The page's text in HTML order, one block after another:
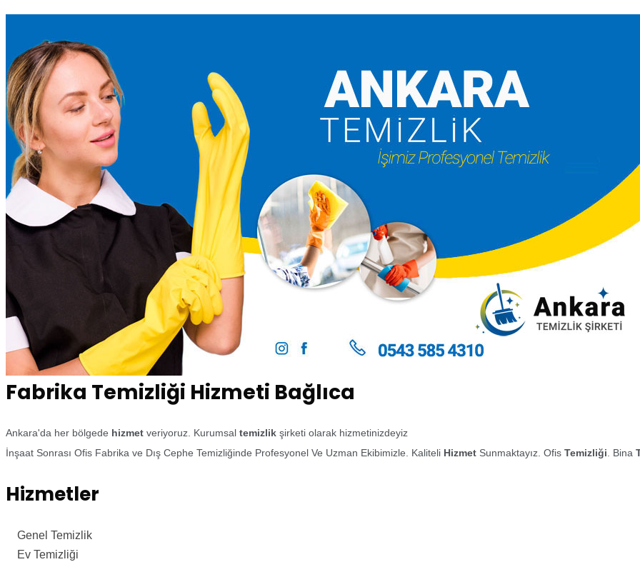
Fabrika Temizliği Hizmeti Bağlıca
Ankara'da her bölgede hizmet veriyoruz. Kurumsal temizlik şirketi olarak hizmetinizdeyiz
İnşaat Sonrası Ofis Fabrika ve Dış Cephe Temizliğinde Profesyonel Ve Uzman Ekibimizle. Kaliteli Hizmet Sunmaktayız. Ofis Temizliği . Bina
Hizmetler
Genel Temizlik
Ev Temizliği